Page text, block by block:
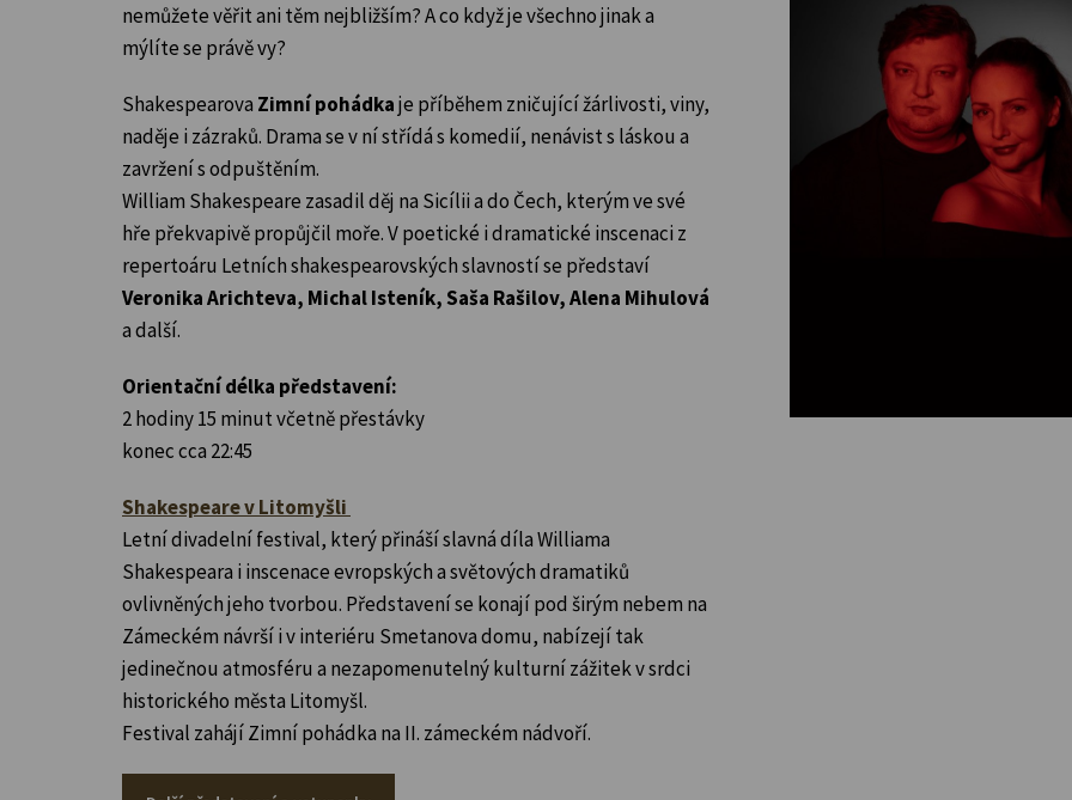
nemůžete věřit ani těm nejbližším? A co když je všechno jinak a
mýlíte se právě vy?
Shakespearova Zimní pohádkaje příběhem zničující žárlivosti, viny,
naděje i zázraků. Drama se v ní střídá s komedií, nenávist s láskou a
zavržení s odpuštěním.
William Shakespeare zasadil děj na Sicílii a do Čech, kterým ve své
hře překvapivě propůjčil moře. V poetické i dramatické inscenaci z
repertoáru Letních shakespearovských slavností se představí
Veronika Arichteva, Michal Isteník, Saša Rašilov, Alena Mihulová
a další.
Orientační délka představení:
2 hodiny 15 minut včetně přestávky
konec cca 22:45
Shakespeare v Litomyšli
Letní divadelní festival, který přináší slavná díla Williama
Shakespeara i inscenace evropských a světových dramatiků
ovlivněných jeho tvorbou. Představení se konají pod širým nebem na
Zámeckém návrší i v interiéru Smetanova domu, nabízejí tak
jedinečnou atmosféru a nezapomenutelný kulturní zážitek v srdci
historického města Litomyšl.
Festival zahájí Zimní pohádka na II. zámeckém nádvoří.